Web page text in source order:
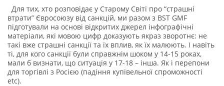
Для тих, хто розповідає у Старому Світі про “страшні
втрати” Євросоюзу від санкцій, ми разом з BST GMF
підготували на основі відкритих джерел інфографічні
матеріали, які мовою цифр доказують якраз зворотнє: не
такі вже страшні санкції та їх вплив, як їх малюють. І навіть
ті, для кого санкції були справжнім шоком у 14-15 роках,
мали б визнати, що ситуація у 17-18 – інша. Як і перепони
для торгівлі з Росією (падіння купівельної спроможності
etc).